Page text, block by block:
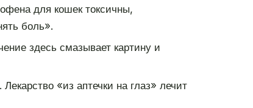
для кошек токсичны,
боль».
здесь смазывает картину и
«из аптечки на глаз» лечит